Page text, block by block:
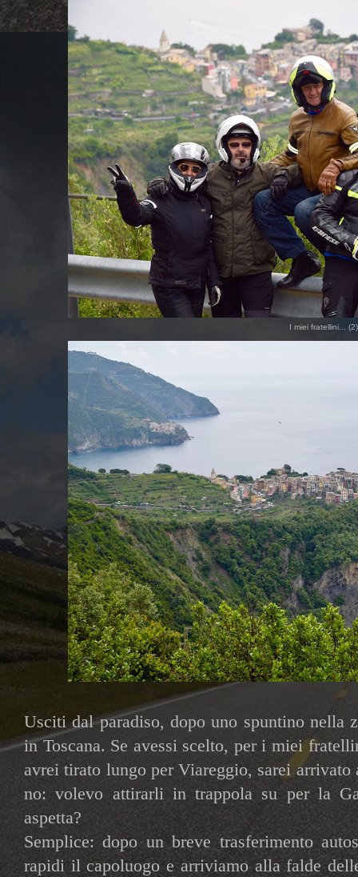
I miei fratellini... (2)
Usciti dal paradiso, dopo uno spuntino nella
in Toscana. Se avessi scelto, per i miei
avrei tirato lungo per Viareggio, sarei
no: volevo attirarli in trappola su per la
aspetta?
Semplice: dopo un breve trasferimento
rapidi il capoluogo e arriviamo alla falde